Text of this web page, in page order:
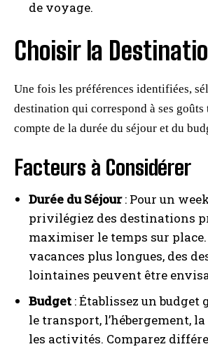
de voyage.
Choisir la
Une fois les préférences identifiées,
destination qui correspond à ses goûts
compte de la durée du séjour et du
Facteurs à Considérer
Durée du Séjour: Pour un
privilégiez des destinations
maximiser le temps sur place.
vacances plus longues, des
lointaines peuvent être
Budget : Établissez un
le transport, l’hébergement,
les activités. Comparez